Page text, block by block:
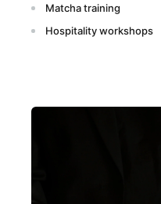
Matcha training
Hospitality workshops